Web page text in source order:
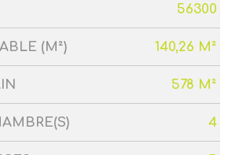
56300
(M²) 140,26 M²
578 M²
4